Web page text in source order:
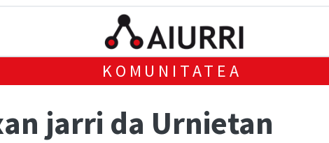
KOMUNITATEA
jarri da Urnietan